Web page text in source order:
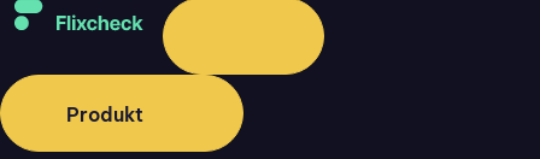
Produkt
Die Unterschrift kann nun
über die Registerkarte
“Zeichnen” und “Mit dem Finger zeichnen” über
das Freihandfeature des Touchscreen-PCs oder
-Tablets
eingefügt werden.